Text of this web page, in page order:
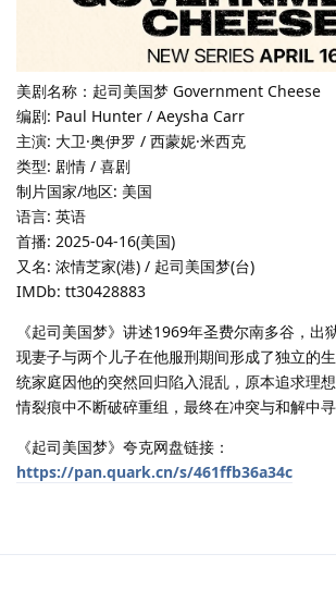
美剧名称：起司美国梦 Government Cheese
编剧: Paul Hunter / Aeysha Carr
主演: 大卫·奥伊罗 / 西蒙妮·米西克
类型: 剧情 / 喜剧
制片国家/地区: 美国
语言: 英语
首播: 2025-04-16(美国)
又名: 浓情芝家(港) / 起司美国梦(台)
IMDb: tt30428883
《起司美国梦》讲述1969年圣费尔南多谷，出
现妻子与两个儿子在他服刑期间形成了独立的
统家庭因他的突然回归陷入混乱，原本追求理
情裂痕中不断破碎重组，最终在冲突与和解中寻
《起司美国梦》夸克网盘链接：
https://pan.quark.cn/s/461ffb36a34c